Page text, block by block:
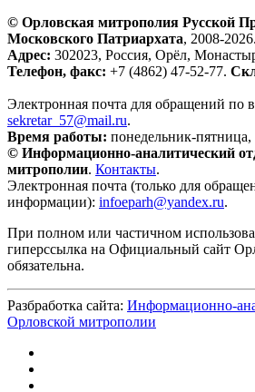
© Орловская митрополия Русской
Московского Патриархата, 2008-2026.
Адрес: 302023, Россия, Орёл,
Телефон, факс: +7 (4862) 47-52-77.
Электронная почта для обращений по
sekretar_57@mail.ru.
Время работы: понедельник-пятница,
© Информационно-аналитический
митрополии. Контакты.
Электронная почта (только для
информации): infoeparh@yandex.ru.
При полном или частичном
гиперссылка на Официальный сайт
обязательна.
Разбработка сайта: Информационно-
Орловской митрополии